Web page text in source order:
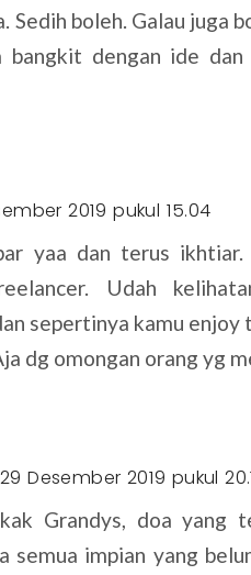
Sedih boleh. Galau juga
bangkit dengan ide
2019 pukul 15.04
yaa dan terus
Udah
sepertinya kamu enjoy
dg omongan orang yg
29 Desember 2019 pukul
Grandys, doa yang
semua impian yang